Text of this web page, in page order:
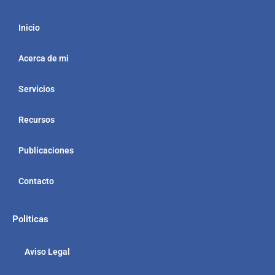
Inicio
Acerca de mi
Servicios
Recursos
Publicaciones
Contacto
Politicas
Aviso Legal